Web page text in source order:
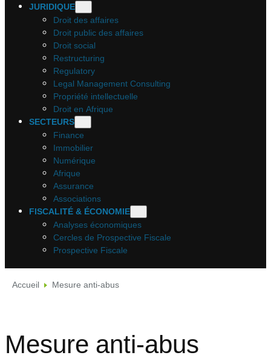
JURIDIQUE
Droit des affaires
Droit public des affaires
Droit social
Restructuring
Regulatory
Legal Management Consulting
Propriété intellectuelle
Droit en Afrique
SECTEURS
Finance
Immobilier
Numérique
Afrique
Assurance
Associations
FISCALITÉ & ÉCONOMIE
Analyses économiques
Cercles de Prospective Fiscale
Prospective Fiscale
Accueil Mesure anti-abus
Mesure anti-abus